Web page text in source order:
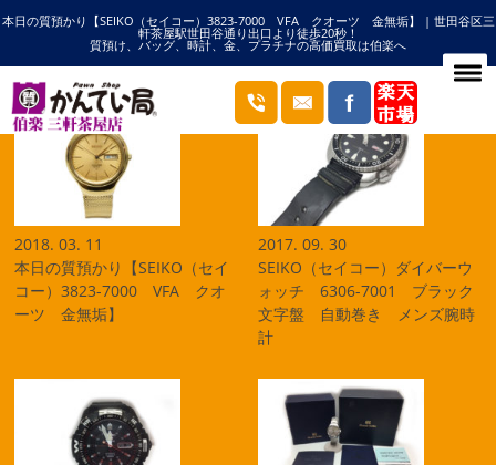
本日の質預かり【SEIKO（セイコー）3823-7000 VFA クオーツ 金無垢】 | 世田谷区三
軒茶屋駅世田谷通り出口より徒歩20秒！
質預け、バッグ、時計、金、プラチナの高価買取は伯楽へ
HOME セイコーの記事一覧
ブログ
2018. 03. 11
本日の質預かり【SEIKO（セイ
コー）3823-7000 VFA クオ
ーツ 金無垢】
2017. 09. 30
SEIKO（セイコー）ダイバーウ
ォッチ 6306-7001 ブラック
文字盤 自動巻き メンズ腕時
計